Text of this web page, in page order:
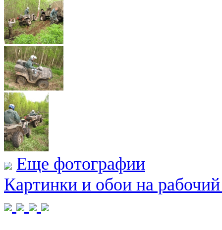
Еще фотографии
Картинки и обои на